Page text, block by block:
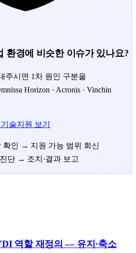
환경에 비슷한 이슈가 있나요?
주시면 1차 원인 구분을
Horizon · Acronis · Vinchin
술지원 보기
확인 → 지원 가능 범위 회신
단 → 조치·결과 보고
역할 재정의 — 유지·축소